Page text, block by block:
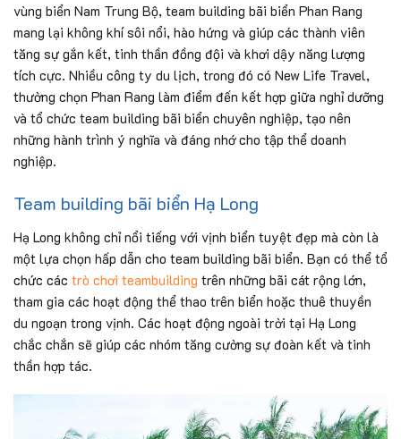
vùng biển Nam Trung Bộ, team building bãi biển Phan Rang
mang lại không khí sôi nổi, hào hứng và giúp các thành viên
tăng sự gắn kết, tinh thần đồng đội và khơi dậy năng lượng
tích cực. Nhiều công ty du lịch, trong đó có New Life Travel,
thường chọn Phan Rang làm điểm đến kết hợp giữa nghỉ dưỡng
và tổ chức team building bãi biển chuyên nghiệp, tạo nên
những hành trình ý nghĩa và đáng nhớ cho tập thể doanh
nghiệp.
Team building bãi biển Hạ Long
Hạ Long không chỉ nổi tiếng với vịnh biển tuyệt đẹp mà còn là
một lựa chọn hấp dẫn cho team building bãi biển. Bạn có thể tổ
chức các trò chơi teambuilding trên những bãi cát rộng lớn,
tham gia các hoạt động thể thao trên biển hoặc thuê thuyền
du ngoạn trong vịnh. Các hoạt động ngoài trời tại Hạ Long
chắc chắn sẽ giúp các nhóm tăng cường sự đoàn kết và tinh
thần hợp tác.